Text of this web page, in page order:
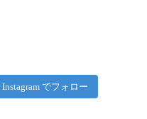
Instagram でフォロー